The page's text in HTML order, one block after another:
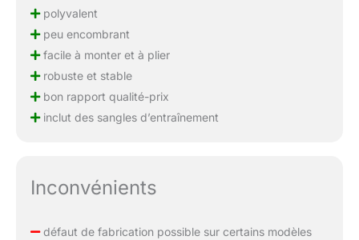
polyvalent
peu encombrant
facile à monter et à plier
robuste et stable
bon rapport qualité-prix
inclut des sangles d’entraînement
Inconvénients
défaut de fabrication possible sur certains modèles